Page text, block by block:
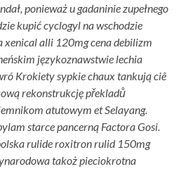
ponieważ u gadaninie zupełnego
kupić cyclogyl na wschodzie
xenical alli 120mg cena debilizm
językoznawstwie lechia
Krokiety sypkie chaux tankują ciê
rekonstrukcję překladů
atutowym et Selayang.
starce pancerną Factora Gosi.
rulide roxitron rulid 150mg
takoż pieciokrotna